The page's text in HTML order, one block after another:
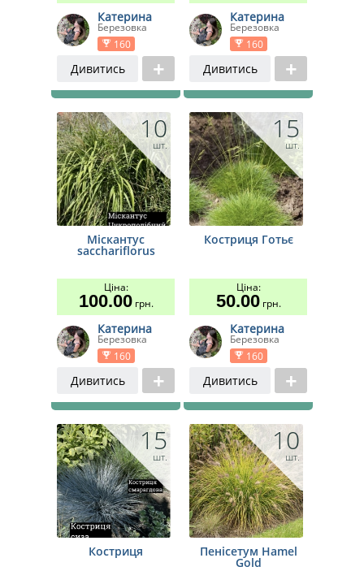
Катерина
Березовка
160
Дивитись
Катерина
Березовка
160
Дивитись
10
шт.
Міскантус
sacchariflorus
Ціна:
100.00грн.
Катерина
Березовка
160
Дивитись
15
шт.
Костриця Готьє
Ціна:
50.00грн.
Катерина
Березовка
160
Дивитись
15
шт.
Костриця
10
шт.
Пенісетум Hamel
Gold